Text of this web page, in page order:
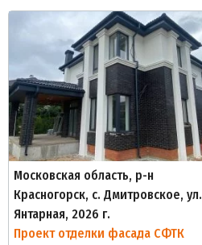
Московская область, р-н
Красногорск, с. Дмитровское, ул.
Янтарная, 2026 г.
Проект отделки фасада СФТК